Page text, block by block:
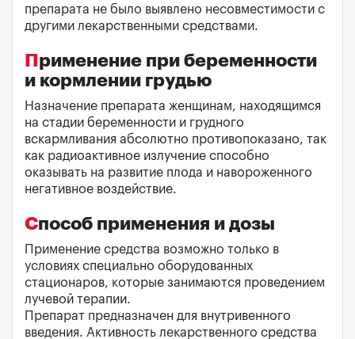
препарата не было выявлено несовместимости с
другими лекарственными средствами.
Применение при беременности
и кормлении грудью
Назначение препарата женщинам, находящимся
на стадии беременности и грудного
вскармливания абсолютно противопоказано, так
как радиоактивное излучение способно
оказывать на развитие плода и навороженного
негативное воздействие.
Способ применения и дозы
Применение средства возможно только в
условиях специально оборудованных
стационаров, которые занимаются проведением
лучевой терапии.
Препарат предназначен для внутривенного
введения. Активность лекарственного средства